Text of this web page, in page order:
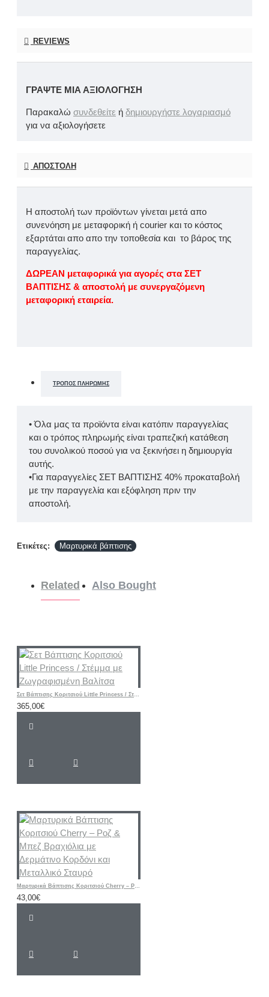
REVIEWS
ΓΡΆΨΤΕ ΜΙΑ ΑΞΙΟΛΌΓΗΣΗ
Παρακαλώ συνδεθείτε ή δημιουργήστε λογαριασμό
για να αξιολογήσετε
ΑΠΟΣΤΟΛΉ
Η αποστολή των προϊόντων γίνεται μετά απο
συνενόηση με μεταφορική ή courier και το κόστος
εξαρτάται απο απο την τοποθεσία και το βάρος της
παραγγελίας.
ΔΩΡΕΑΝ μεταφορικά για αγορές στα ΣΕΤ
ΒΑΠΤΙΣΗΣ & αποστολή με συνεργαζόμενη
μεταφορική εταιρεία.
ΤΡΌΠΟΣ ΠΛΗΡΩΜΉΣ
• Όλα μας τα προϊόντα είναι κατόπιν παραγγελίας
και ο τρόπος πληρωμής είναι τραπεζική κατάθεση
του συνολικού ποσού για να ξεκινήσει η δημιουργία
αυτής.
•Για παραγγελίες ΣΕΤ ΒΑΠΤΙΣΗΣ 40% προκαταβολή
με την παραγγελία και εξόφληση πριν την
αποστολή.
Ετικέτες: Μαρτυρικά βάπτισης
Related Also Bought
Σετ Βάπτισης Κοριτσιού Little Princess / Στέμμα με Ζωγραφισμένη Βαλίτσα
365,00€
Μαρτυρικά Βάπτισης Κοριτσιού Cherry – Ροζ & Μπεζ Βραχιόλια με Δερμάτινο Κορδόνι και Μεταλλικό Σταυρό
43,00€